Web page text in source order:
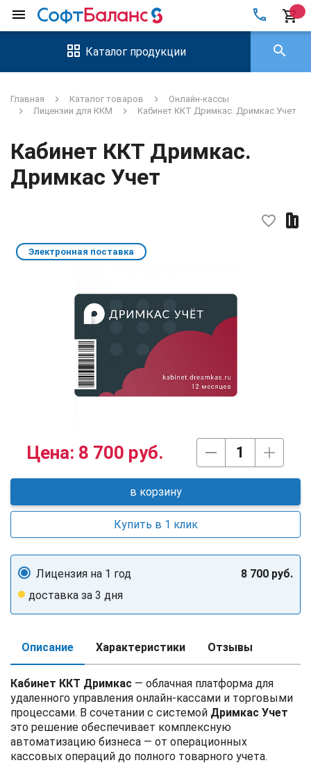
menu local_phone shopping_cart
Каталог продукции search
Главная Каталог товаров
Онлайн-кассы
Лицензии для ККМ
Кабинет ККТ Дримкас. Дримкас Учет
Электронная поставка
Кабинет ККТ Дримкас.
Дримкас Учет
favorite_border
Лицензия на 1 год
доставка за 3 дня
8 700 руб.
Цена: 8 700 руб.
в корзину
Купить в 1 клик
Описание Характеристики Отзывы
Кабинет ККТ Дримкас — облачная платформа для
удаленного управления онлайн-кассами и торговыми
процессами. В сочетании с системой Дримкас Учет
это решение обеспечивает комплексную
автоматизацию бизнеса — от операционных
кассовых операций до полного товарного учета.